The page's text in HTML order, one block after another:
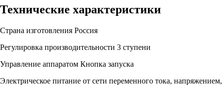
Технические характеристики
Страна изготовления Россия
Регулировка производительности 3 ступени
Управление аппаратом Кнопка запуска
Электрическое питание от сети переменного тока, напряжением,